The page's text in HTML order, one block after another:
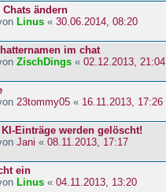
ändern
Linus « 30.06.2014, 08:20
im chat
ZischDings « 02.12.2013, 21:04
23tommy05 « 16.11.2013, 17:26
Einträge werden gelöscht!
Jani « 08.11.2013, 17:17
ein
Linus « 04.11.2013, 13:20